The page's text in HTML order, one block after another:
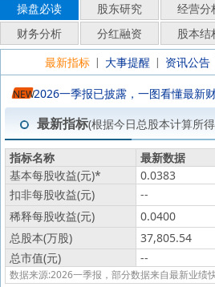
操盘必读
股东研究 经营分
财务分析
分红融资 股本结
最新指标 | 大事提醒 | 资讯公告
NEW2026一季报已披露，一图看懂最新
最新指标(根据今日总股本计算所
指标名称 最新数据
基本每股收益(元)* 0.0383
扣非每股收益(元)
--
稀释每股收益(元)
0.0400
总股本(万股)
37,805.54
总市值(元)
--
数据来源:2026一季报，部分数据来自最新业绩